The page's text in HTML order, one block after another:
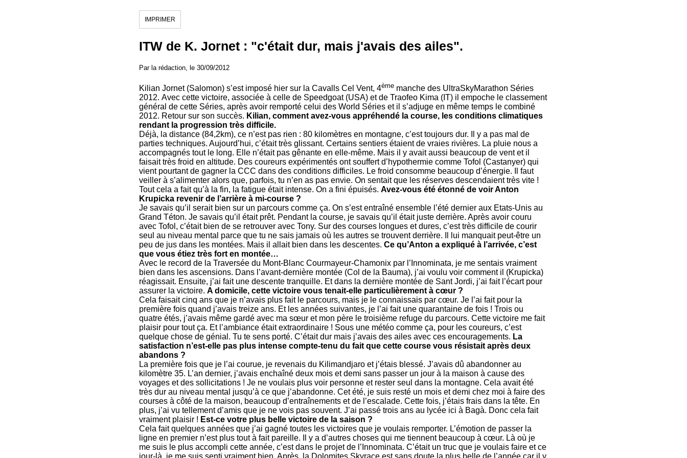
IMPRIMER
ITW de K. Jornet : "c'était dur, mais j'avais des ailes".
Par la rédaction, le 30/09/2012
Kilian Jornet (Salomon) s’est imposé hier sur la Cavalls Cel Vent, 4ème manche des UltraSkyMarathon Séries
2012. Avec cette victoire, associée à celle de Speedgoat (USA) et de Traofeo Kima (IT) il empoche le classement
général de cette Séries, après avoir remporté celui des World Séries et il s’adjuge en même temps le combiné
2012. Retour sur son succès. Kilian, comment avez-vous appréhendé la course, les conditions climatiques
rendant la progression très difficile.
Déjà, la distance (84,2km), ce n’est pas rien : 80 kilomètres en montagne, c’est toujours dur. Il y a pas mal de
parties techniques. Aujourd’hui, c’était très glissant. Certains sentiers étaient de vraies rivières. La pluie nous a
accompagnés tout le long. Elle n’était pas gênante en elle-même. Mais il y avait aussi beaucoup de vent et il
faisait très froid en altitude. Des coureurs expérimentés ont souffert d’hypothermie comme Tofol (Castanyer) qui
vient pourtant de gagner la CCC dans des conditions difficiles. Le froid consomme beaucoup d’énergie. Il faut
veiller à s’alimenter alors que, parfois, tu n’en as pas envie. On sentait que les réserves descendaient très vite !
Tout cela a fait qu’à la fin, la fatigue était intense. On a fini épuisés. Avez-vous été étonné de voir Anton
Krupicka revenir de l’arrière à mi-course ?
Je savais qu’il serait bien sur un parcours comme ça. On s’est entraîné ensemble l’été dernier aux Etats-Unis au
Grand Téton. Je savais qu’il était prêt. Pendant la course, je savais qu’il était juste derrière. Après avoir couru
avec Tofol, c’était bien de se retrouver avec Tony. Sur des courses longues et dures, c’est très difficile de courir
seul au niveau mental parce que tu ne sais jamais où les autres se trouvent derrière. Il lui manquait peut-être un
peu de jus dans les montées. Mais il allait bien dans les descentes. Ce qu’Anton a expliqué à l’arrivée, c’est
que vous étiez très fort en montée…
Avec le record de la Traversée du Mont-Blanc Courmayeur-Chamonix par l’Innominata, je me sentais vraiment
bien dans les ascensions. Dans l’avant-dernière montée (Col de la Bauma), j’ai voulu voir comment il (Krupicka)
réagissait. Ensuite, j’ai fait une descente tranquille. Et dans la dernière montée de Sant Jordi, j’ai fait l’écart pour
assurer la victoire. A domicile, cette victoire vous tenait-elle particulièrement à cœur ?
Cela faisait cinq ans que je n’avais plus fait le parcours, mais je le connaissais par cœur. Je l’ai fait pour la
première fois quand j’avais treize ans. Et les années suivantes, je l’ai fait une quarantaine de fois ! Trois ou
quatre étés, j’avais même gardé avec ma sœur et mon père le troisième refuge du parcours. Cette victoire me fait
plaisir pour tout ça. Et l’ambiance était extraordinaire ! Sous une météo comme ça, pour les coureurs, c’est
quelque chose de génial. Tu te sens porté. C’était dur mais j’avais des ailes avec ces encouragements. La
satisfaction n’est-elle pas plus intense compte-tenu du fait que cette course vous résistait après deux
abandons ?
La première fois que je l’ai courue, je revenais du Kilimandjaro et j’étais blessé. J’avais dû abandonner au
kilomètre 35. L’an dernier, j’avais enchaîné deux mois et demi sans passer un jour à la maison à cause des
voyages et des sollicitations ! Je ne voulais plus voir personne et rester seul dans la montagne. Cela avait été
très dur au niveau mental jusqu’à ce que j’abandonne. Cet été, je suis resté un mois et demi chez moi à faire des
courses à côté de la maison, beaucoup d’entraînements et de l’escalade. Cette fois, j’étais frais dans la tête. En
plus, j’ai vu tellement d’amis que je ne vois pas souvent. J’ai passé trois ans au lycée ici à Bagà. Donc cela fait
vraiment plaisir ! Est-ce votre plus belle victoire de la saison ?
Cela fait quelques années que j’ai gagné toutes les victoires que je voulais remporter. L’émotion de passer la
ligne en premier n’est plus tout à fait pareille. Il y a d’autres choses qui me tiennent beaucoup à cœur. Là où je
me suis le plus accompli cette année, c’est dans le projet de l’Innominata. C’était un truc que je voulais faire et ce